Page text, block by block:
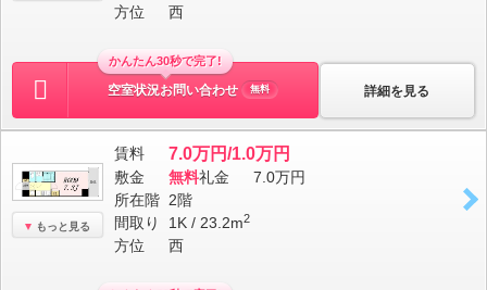
方位 西
詳細を見る
かんたん30秒で完了!
空室状況お問い合わせ 無料
もっと見る
賃料 7.0万円/1.0万円
敷金 無料礼金
7.0万円
所在階 2階
間取り
1K / 23.2m2
方位 西